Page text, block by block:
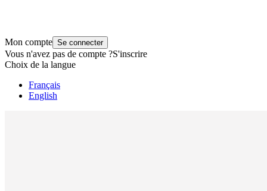
Mon compte Se connecter
Vous n'avez pas de compte ?S'inscrire
Choix de la langue
Français
English